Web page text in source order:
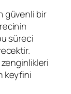
güvenli bir
süreci
keyfini